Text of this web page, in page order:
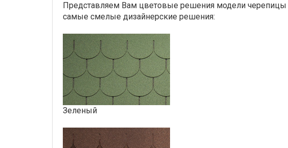
Представляем Вам цветовые решения модели черепицы
самые смелые дизайнерские решения:
Зеленый